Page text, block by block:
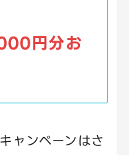
円分お
ャンペーンはさ